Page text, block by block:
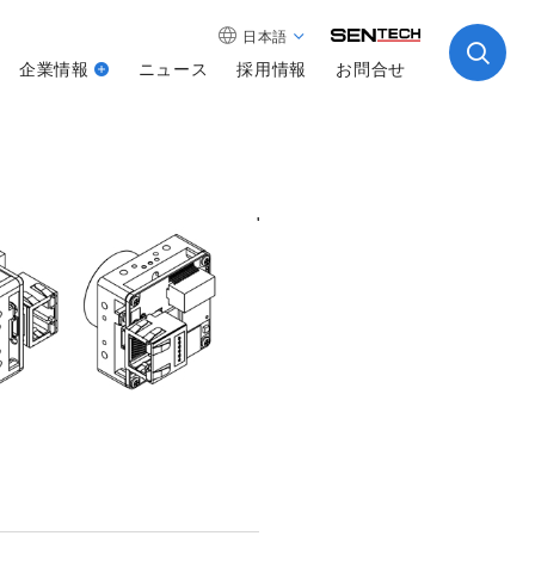
日本語
企業情報 ニュース 採用情報 お問合せ